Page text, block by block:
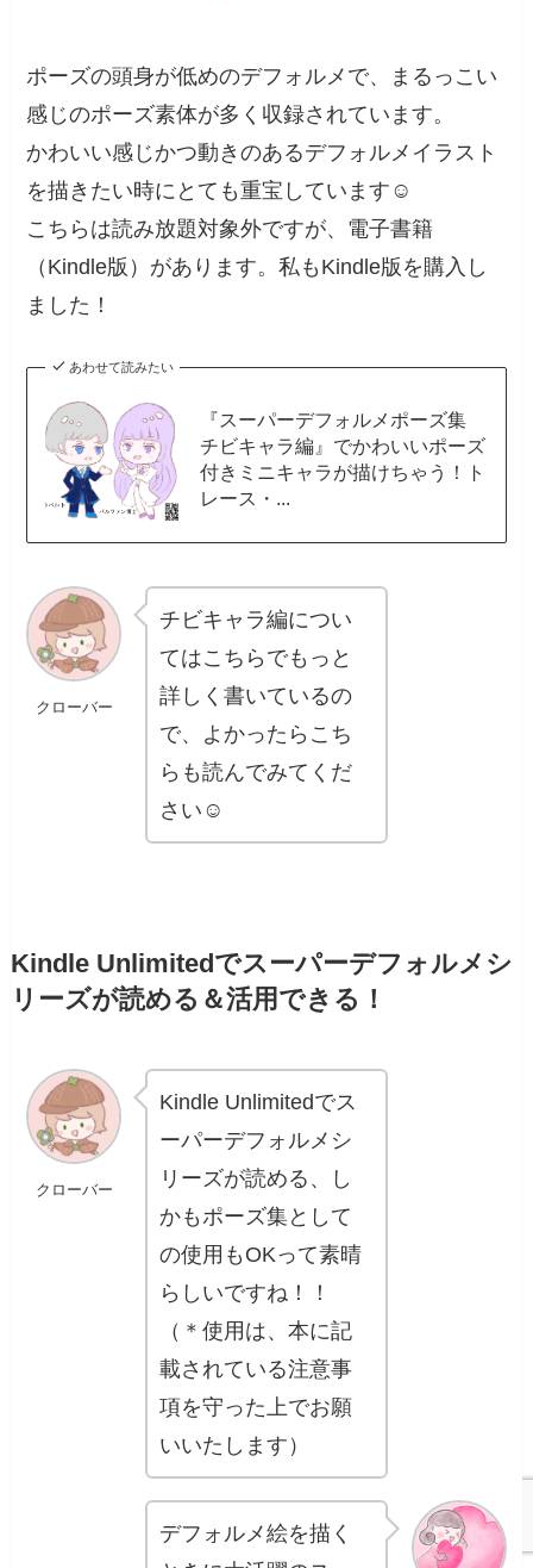
ポーズの頭身が低めのデフォルメで、まるっこい
感じのポーズ素体が多く収録されています。
かわいい感じかつ動きのあるデフォルメイラスト
を描きたい時にとても重宝しています☺️
こちらは読み放題対象外ですが、電子書籍
（Kindle版）があります。私もKindle版を購入し
ました！
あわせて読みたい
『スーパーデフォルメポーズ集
チビキャラ編』でかわいいポーズ
付きミニキャラが描けちゃう！ト
レース・...
クローバー
チビキャラ編につい
てはこちらでもっと
詳しく書いているの
で、よかったらこち
らも読んでみてくだ
さい☺️
Kindle Unlimitedでスーパーデフォルメシ
リーズが読める＆活用できる！
クローバー
Kindle Unlimitedでス
ーパーデフォルメシ
リーズが読める、し
かもポーズ集として
の使用もOKって素晴
らしいですね！！
（＊使用は、本に記
載されている注意事
項を守った上でお願
いいたします）
デフォルメ絵を描く